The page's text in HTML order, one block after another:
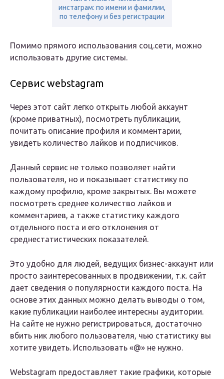
инстаграм: по имени и фамилии,
по телефону и без регистрации
Помимо прямого использования соц.сети, можно
использовать другие системы.
Cервис webstagram
Через этот сайт легко открыть любой аккаунт
(кроме приватных), посмотреть публикации,
почитать описание профиля и комментарии,
увидеть количество лайков и подписчиков.
Данный сервис не только позволяет найти
пользователя, но и показывает статистику по
каждому профилю, кроме закрытых. Вы можете
посмотреть среднее количество лайков и
комментариев, а также статистику каждого
отдельного поста и его отклонения от
среднестатистических показателей.
Это удобно для людей, ведущих бизнес-аккаунт или
просто заинтересованных в продвижении, т.к. сайт
дает сведения о популярности каждого поста. На
основе этих данных можно делать выводы о том,
какие публикации наиболее интересны аудитории.
На сайте не нужно регистрироваться, достаточно
вбить ник любого пользователя, чью статистику вы
хотите увидеть. Использовать «@» не нужно.
Webstagram предоставляет такие графики, которые